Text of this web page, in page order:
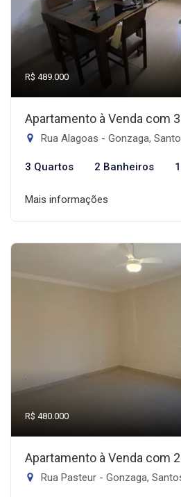
R$ 489.000
Apartamento à Venda com
Rua Alagoas - Gonzaga,
3 Quartos 2 Banheiros
Mais informações
R$ 480.000
Apartamento à Venda com
Rua Pasteur - Gonzaga,